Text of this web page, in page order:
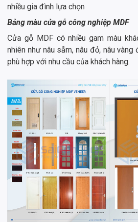
nhiều gia đình lựa chọn
Bảng màu cửa gỗ công nghiệp MDF
Cửa gỗ MDF có nhiều gam màu
nhiên như nâu sẫm, nâu đỏ, nâu vàng
phù hợp với nhu cầu của khách hàng.